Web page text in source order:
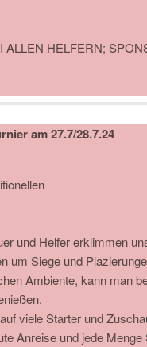
ALLEN HELFERN;
am 27.7/28.7.24
und Helfer erklimmen
um Siege und
Ambiente, kann man
viele Starter und
Anreise und jede